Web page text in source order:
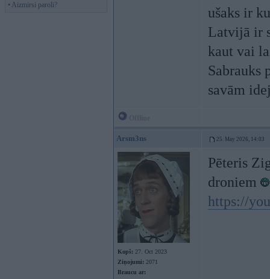
• Aizmirsi paroli?
ušaks ir
Latvijā ir
kaut vai
Sabrauks
savām
Arsm3ns 25. May 2026, 14:03
Kopš: 27. Oct 2023
Ziņojumi: 2071
Braucu ar:
Pēteris
droniem
https://